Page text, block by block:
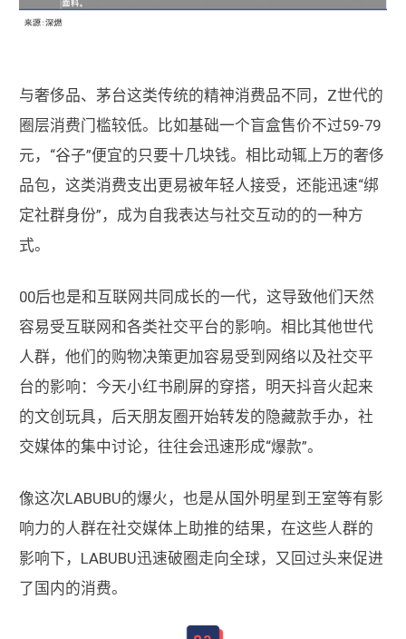
与奢侈品、茅台这类传统的精神消费品不同，Z世代的
圈层消费门槛较低。比如基础一个盲盒售价不过59-79
元，“谷子”便宜的只要十几块钱。相比动辄上万的奢侈
品包，这类消费支出更易被年轻人接受，还能迅速“绑
定社群身份”，成为自我表达与社交互动的的一种方
式。
00后也是和互联网共同成长的一代，这导致他们天然
容易受互联网和各类社交平台的影响。相比其他世代
人群，他们的购物决策更加容易受到网络以及社交平
台的影响：今天小红书刷屏的穿搭，明天抖音火起来
的文创玩具，后天朋友圈开始转发的隐藏款手办，社
交媒体的集中讨论，往往会迅速形成“爆款”。
像这次LABUBU的爆火，也是从国外明星到王室等有影
响力的人群在社交媒体上助推的结果，在这些人群的
影响下，LABUBU迅速破圈走向全球，又回过头来促进
了国内的消费。